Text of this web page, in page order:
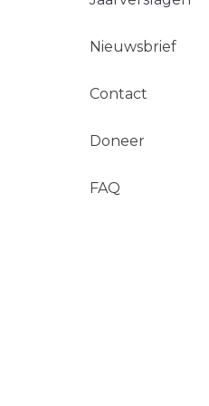
Nieuwsbrief
Contact
Doneer
FAQ